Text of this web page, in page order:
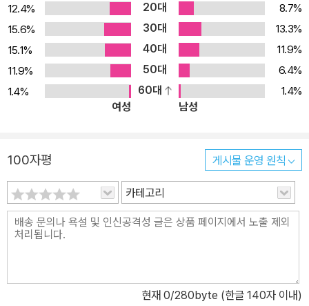
12.4%
20대
8.7%
15.6%
30대
13.3%
15.1%
40대
11.9%
11.9%
50대
6.4%
1.4%
60대
1.4%
여성
남성
100자평 게시물 운영 원칙
카테고리
현재 0/280byte (한글 140자 이내)